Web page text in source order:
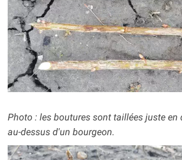
Photo : les boutures sont taillées juste en
au-dessus d'un bourgeon.